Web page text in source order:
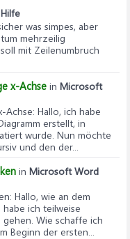
was simpes, aber
mehrzeilig
mit Zeilenumbruch
x-Achse in Microsoft
Achse: Hallo, ich habe
erstellt, in
wurde. Nun möchte
und den der...
in Microsoft Word
: Hallo, wie an dem
ich teilweise
Wie schaffe ich
Beginn der ersten...